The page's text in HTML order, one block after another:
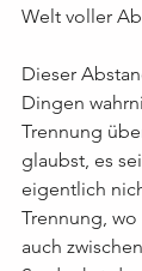
Welt voller
Dieser
Dingen
Trennung
glaubst, es
eigentlich
Trennung,
auch